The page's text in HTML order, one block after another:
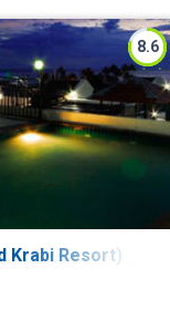
8.6
Krabi Resort)